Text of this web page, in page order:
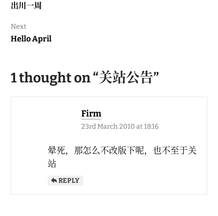
Previous
出川一周
Next
Next
Hello April
1 thought on “关站公告”
Firm
23rd March 2010 at 18:16
晕死，那怎么不改版下呢，也不至于关
站
REPLY